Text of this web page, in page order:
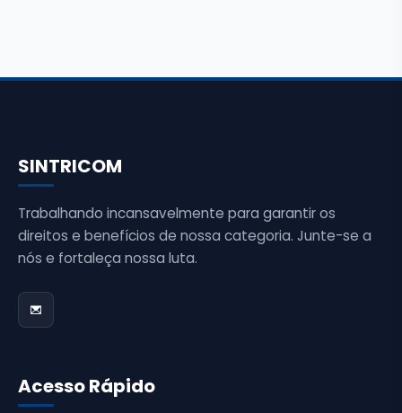
SINTRICOM
Trabalhando incansavelmente para garantir os
direitos e benefícios de nossa categoria. Junte-se a
nós e fortaleça nossa luta.
Acesso Rápido